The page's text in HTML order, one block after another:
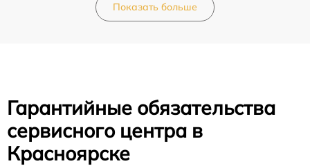
Показать больше
Гарантийные обязательства
сервисного центра в
Красноярске